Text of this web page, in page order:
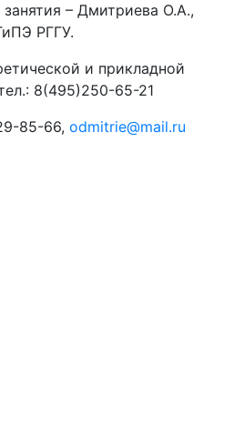
– Дмитриева О.А.,
РГГУ.
и прикладной
8(495)250-65-21
85-66, odmitrie@mail.ru